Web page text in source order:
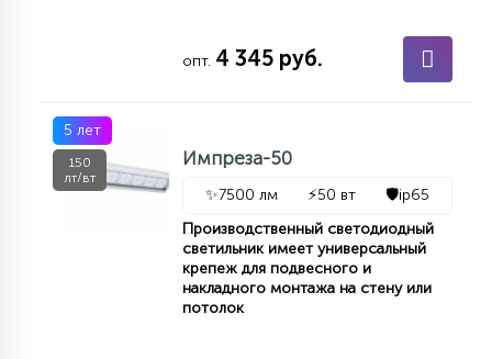
опт. 4 345 руб.
5 лет
150
лт/вт
Импреза-50
✨7500 лм ⚡50 вт 🛡️ip65
Производственный светодиодный
светильник имеет универсальный
крепеж для подвесного и
накладного монтажа на стену или
потолок